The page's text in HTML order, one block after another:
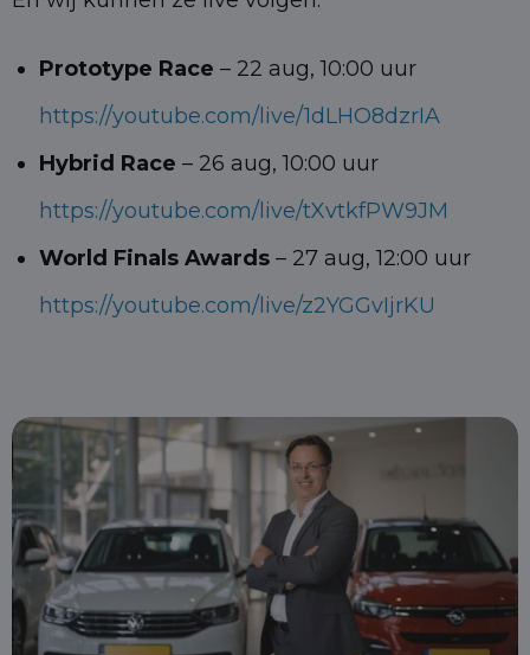
Prototype Race – 22 aug, 10:00 uur
https://youtube.com/live/1dLHO8dzrIA
Hybrid Race – 26 aug, 10:00 uur
https://youtube.com/live/tXvtkfPW9JM
World Finals Awards– 27 aug, 12:00 uur
https://youtube.com/live/z2YGGvIjrKU